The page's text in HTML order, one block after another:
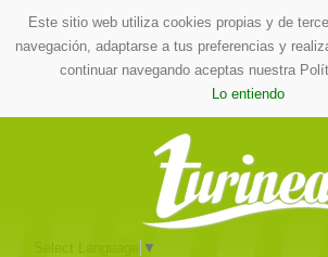
Este sitio web utiliza cookies propias y de
navegación, adaptarse a tus preferencias y
continuar navegando aceptas nuestra
Lo entiendo
▼